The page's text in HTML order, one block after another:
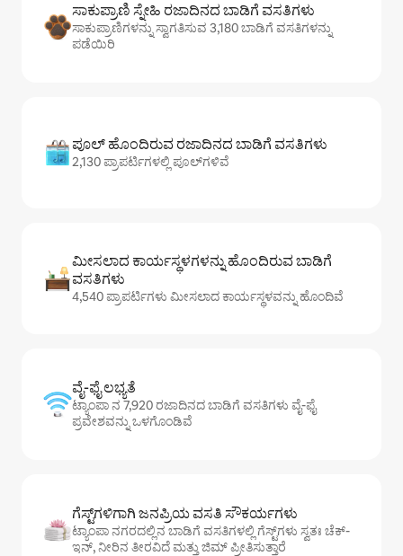
ಸಾಕುಪ್ರಾಣಿ ಸ್ನೇಹಿ ರಜಾದಿನದ ಬಾಡಿಗೆ ವಸತಿಗಳು
ಸಾಕುಪ್ರಾಣಿಗಳನ್ನು ಸ್ವಾಗತಿಸುವ 3,180 ಬಾಡಿಗೆ ವಸತಿಗಳನ್ನು
ಪಡೆಯಿರಿ
ಪೂಲ್ ಹೊಂದಿರುವ ರಜಾದಿನದ ಬಾಡಿಗೆ ವಸತಿಗಳು
2,130 ಪ್ರಾಪರ್ಟಿಗಳಲ್ಲಿ ಪೂಲ್‌‌‌‌‌‌‌‌‌ಗಳಿವೆ
ಮೀಸಲಾದ ಕಾರ್ಯಸ್ಥಳಗಳನ್ನು ಹೊಂದಿರುವ ಬಾಡಿಗೆ
ವಸತಿಗಳು
4,540 ಪ್ರಾಪರ್ಟಿಗಳು ಮೀಸಲಾದ ಕಾರ್ಯಸ್ಥಳವನ್ನು ಹೊಂದಿವೆ
ವೈ-ಫೈ ಲಭ್ಯತೆ
ಟ್ಯಾಂಪಾ ನ 7,920 ರಜಾದಿನದ ಬಾಡಿಗೆ ವಸತಿಗಳು ವೈ-ಫೈ
ಪ್ರವೇಶವನ್ನು ಒಳಗೊಂಡಿವೆ
ಗೆಸ್ಟ್‌ಗಳಿಗಾಗಿ ಜನಪ್ರಿಯ ವಸತಿ ಸೌಕರ್ಯಗಳು
ಟ್ಯಾಂಪಾ ನಗರದಲ್ಲಿನ ಬಾಡಿಗೆ ವಸತಿಗಳಲ್ಲಿ ಗೆಸ್ಟ್‌ಗಳು ಸ್ವತಃ ಚೆಕ್-
ಇನ್, ನೀರಿನ ತೀರವಿದೆ ಮತ್ತು ಜಿಮ್ ಪ್ರೀತಿಸುತ್ತಾರೆ